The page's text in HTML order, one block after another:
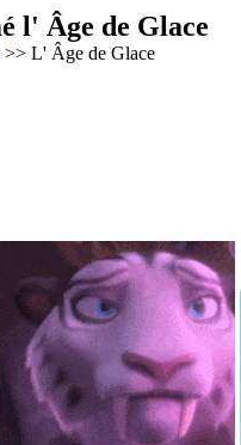
l' Âge de Glace
>> L' Âge de Glace